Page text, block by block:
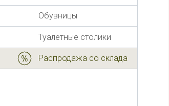
Обувницы
Туалетные столики
Распродажа со склада